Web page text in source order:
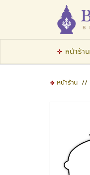
หน้าร้าน
หน้าร้าน //